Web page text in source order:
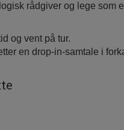
rådgiver og lege som
og vent på tur.
en drop-in-samtale i